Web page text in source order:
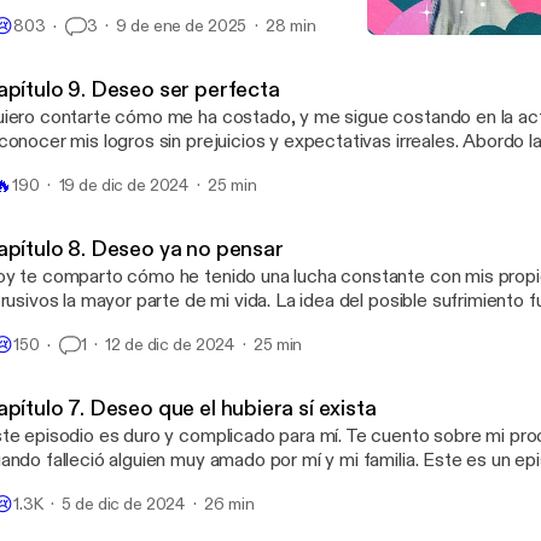
parte de la vida de mis padres. Sus infancias, sus pasiones,
Sin juicios y con el corazón abierto te pido que escuches
803 3 9 de ene de 2025 28 min
9. Deseo ser perfecta
contarte cómo me ha costado, y me sigue costando en la
mis logros sin prejuicios y expectativas irreales. Abordo
abierto te pido que escuches cómo lo viví, lo observé para
190 19 de dic de 2024 25 min
8. Deseo ya no pensar
te comparto cómo he tenido una lucha constante con mis
la mayor parte de mi vida. La idea del posible sufrimiento
y con el corazón abierto te pido que escuches cómo lo viví, lo
y más racionales. Que tu mente sea el espacio seguro
150 1 12 de dic de 2024 25 min
7. Deseo que el hubiera sí exista
episodio es duro y complicado para mí. Te cuento sobre mi
falleció alguien muy amado por mí y mi familia. Este es un
con la intención de que abras tu corazón y sin prejuicios.
1.3K 5 de dic de 2024 26 min